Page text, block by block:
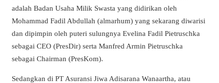
adalah Badan Usaha Milik Swasta yang didirikan oleh
Mohammad Fadil Abdullah (almarhum) yang sekarang diwarisi
dan dipimpin oleh puteri sulungnya Evelina Fadil Pietruschka
sebagai CEO (PresDir) serta Manfred Armin Pietruschka
sebagai Chairman (PresKom).
Sedangkan di PT Asuransi Jiwa Adisarana Wanaartha, atau